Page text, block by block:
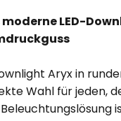
LED-
Aryx in
Wahl für jeden,